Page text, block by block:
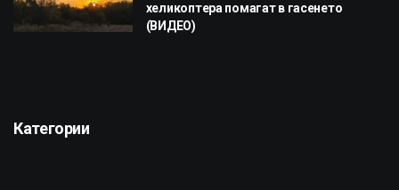
хеликоптера помагат в гасенето
(ВИДЕО)
Категории